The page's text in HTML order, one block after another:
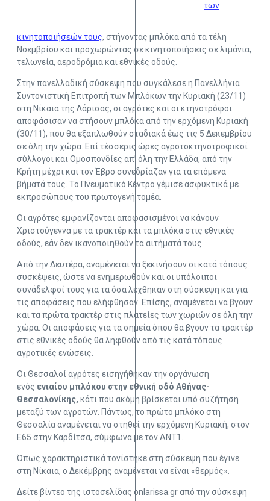
των
κινητοποιήσεών τους, στήνοντας μπλόκα από τα τέλη
Νοεμβρίου και προχωρώντας σε κινητοποιήσεις σε λιμάνια,
τελωνεία, αεροδρόμια και εθνικές οδούς.
Στην πανελλαδική σύσκεψη που συγκάλεσε η Πανελλήνια
Συντονιστική Επιτροπή των Μπλόκων την Κυριακή (23/11)
στη Νίκαια της Λάρισας, οι αγρότες και οι κτηνοτρόφοι
αποφάσισαν να στήσουν μπλόκα από την ερχόμενη Κυριακή
(30/11), που θα εξαπλωθούν σταδιακά έως τις 5 Δεκεμβρίου
σε όλη την χώρα. Επί τέσσερις ώρες αγροτοκτηνοτροφικοί
σύλλογοι και Ομοσπονδίες απ’ όλη την Ελλάδα, από την
Κρήτη μέχρι και τον Έβρο συνεδρίαζαν για τα επόμενα
βήματά τους. Το Πνευματικό Κέντρο γέμισε ασφυκτικά με
εκπροσώπους του πρωτογενή τομέα.
Οι αγρότες εμφανίζονται αποφασισμένοι να κάνουν
Χριστούγεννα με τα τρακτέρ και τα μπλόκα στις εθνικές
οδούς, εάν δεν ικανοποιηθούν τα αιτήματά τους.
Από την Δευτέρα, αναμένεται να ξεκινήσουν οι κατά τόπους
συσκέψεις, ώστε να ενημερωθούν και οι υπόλοιποι
συνάδελφοί τους για τα όσα λέχθηκαν στη σύσκεψη και για
τις αποφάσεις που ελήφθησαν. Επίσης, αναμένεται να βγουν
και τα πρώτα τρακτέρ στις πλατείες των χωριών σε όλη την
χώρα. Οι αποφάσεις για τα σημεία όπου θα βγουν τα τρακτέρ
στις εθνικές οδούς θα ληφθούν από τις κατά τόπους
αγροτικές ενώσεις.
Οι Θεσσαλοί αγρότες εισηγήθηκαν την οργάνωση
ενός ενιαίου μπλόκου στην εθνική οδό Αθήνας-
Θεσσαλονίκης, κάτι που ακόμη βρίσκεται υπό συζήτηση
μεταξύ των αγροτών. Πάντως, το πρώτο μπλόκο στη
Θεσσαλία αναμένεται να στηθεί την ερχόμενη Κυριακή, στον
Ε65 στην Καρδίτσα, σύμφωνα με τον ΑΝΤ1.
Όπως χαρακτηριστικά τονίστηκε στη σύσκεψη που έγινε
στη Νίκαια, ο Δεκέμβρης αναμένεται να είναι «θερμός».
Δείτε βίντεο της ιστοσελίδας onlarissa.gr από την σύσκεψη